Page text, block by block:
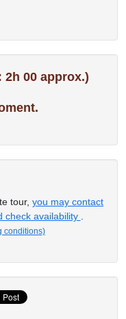
2h 00 approx.)
tour, you may contact
check availability
conditions)